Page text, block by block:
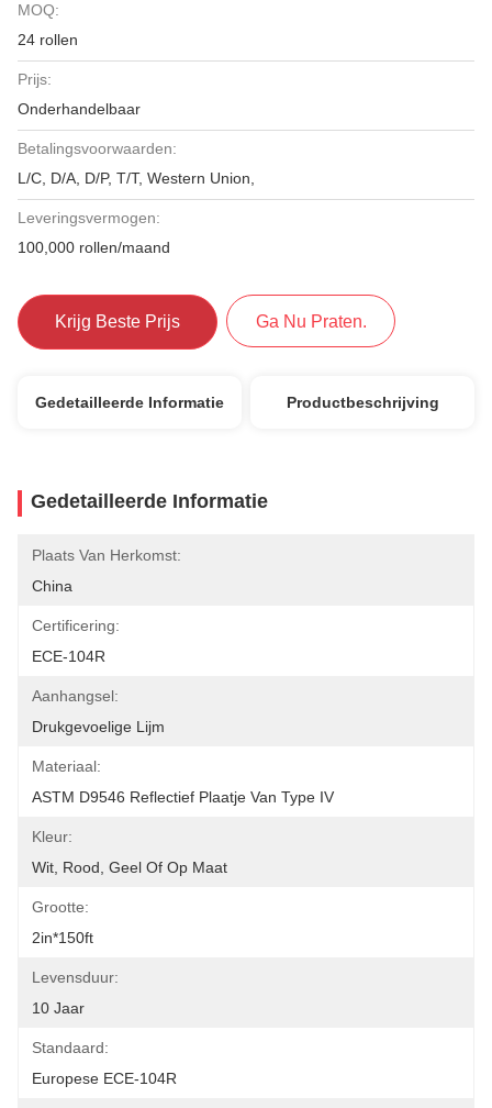
MOQ:
24 rollen
Prijs:
Onderhandelbaar
Betalingsvoorwaarden:
L/C, D/A, D/P, T/T, Western Union,
Leveringsvermogen:
100,000 rollen/maand
Krijg Beste Prijs Ga Nu Praten.
Gedetailleerde Informatie Productbeschrijving
Gedetailleerde Informatie
Plaats Van Herkomst:
China
Certificering:
ECE-104R
Aanhangsel:
Drukgevoelige Lijm
Materiaal:
ASTM D9546 Reflectief Plaatje Van Type IV
Kleur:
Wit, Rood, Geel Of Op Maat
Grootte:
2in*150ft
Levensduur:
10 Jaar
Standaard:
Europese ECE-104R